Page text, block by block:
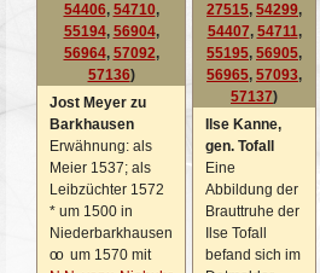
54406, 54710,
55194, 56904,
56964, 57092,
57136)
Jost Meyer zu
Barkhausen
Erwähnung: als
Meier 1537; als
Leibzüchter 1572
* um 1500 in
Niederbarkhausen
oo um 1570 mit
27515, 54299,
54407, 54711,
55195, 56905,
56965, 57093,
57137)
Ilse Kanne,
gen. Tofall
Eine
Abbildung der
Brauttruhe der
Ilse Tofall
befand sich im